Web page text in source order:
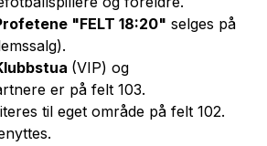
"FELT 18:20" selges på
(VIP) og
er på felt 103.
til eget område på felt 102.